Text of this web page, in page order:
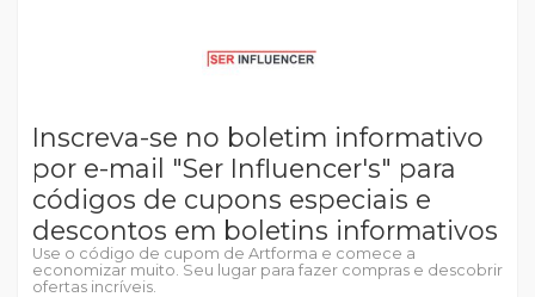
Inscreva-se no boletim informativo
por e-mail "Ser Influencer's" para
códigos de cupons especiais e
descontos em boletins informativos
Use o código de cupom de Artforma e comece a
economizar muito. Seu lugar para fazer compras e descobrir
ofertas incríveis.